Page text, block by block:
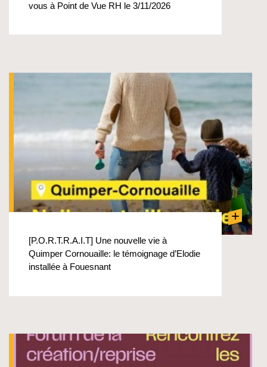
vous à Point de Vue RH le 3/11/2026
+
[P.O.R.T.R.A.I.T] Une nouvelle vie à
Quimper Cornouaille: le témoignage d’Elodie
installée à Fouesnant